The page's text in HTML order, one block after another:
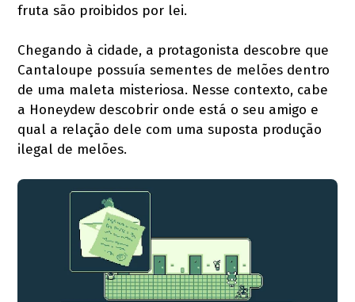
fruta são proibidos por lei.
Chegando à cidade, a protagonista descobre que
Cantaloupe possuía sementes de melões dentro
de uma maleta misteriosa. Nesse contexto, cabe
a Honeydew descobrir onde está o seu amigo e
qual a relação dele com uma suposta produção
ilegal de melões.